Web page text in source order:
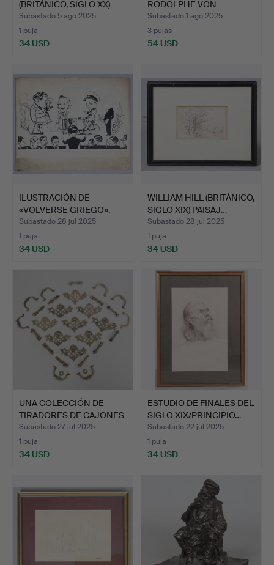
(BRITÁNICO, SIGLO XX)
DOS H…
Subastado 5 ago 2025
1 puja
34 USD
RODOLPHE VON
GEYMULLER (FRANC…
Subastado 1 ago 2025
3 pujas
54 USD
ILUSTRACIÓN DE
«VOLVERSE GRIEGO».
Subastado 28 jul 2025
1 puja
34 USD
WILLIAM HILL (BRITÁNICO,
SIGLO XIX) PAISAJ…
Subastado 28 jul 2025
1 puja
34 USD
UNA COLECCIÓN DE
TIRADORES DE CAJONES
DE L…
Subastado 27 jul 2025
1 puja
34 USD
ESTUDIO DE FINALES DEL
SIGLO XIX/PRINCIPIO…
Subastado 22 jul 2025
1 puja
34 USD